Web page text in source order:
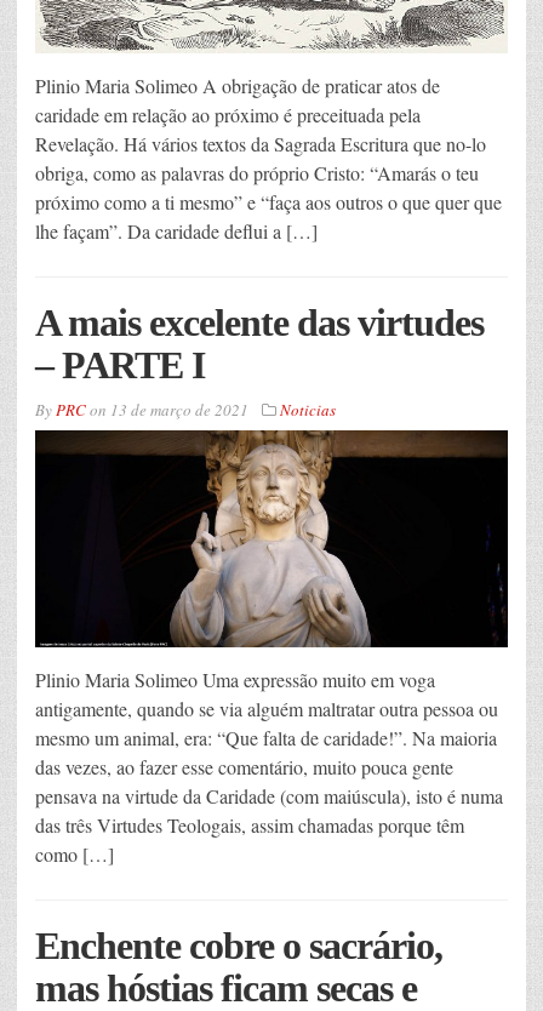
Plinio Maria Solimeo A obrigação de praticar atos de
caridade em relação ao próximo é preceituada pela
Revelação. Há vários textos da Sagrada Escritura que no-lo
obriga, como as palavras do próprio Cristo: “Amarás o teu
próximo como a ti mesmo” e “faça aos outros o que quer que
lhe façam”. Da caridade deflui a […]
A mais excelente das virtudes
– PARTE I
ByPRCon 13 de março de 2021 Noticias
Plinio Maria Solimeo Uma expressão muito em voga
antigamente, quando se via alguém maltratar outra pessoa ou
mesmo um animal, era: “Que falta de caridade!”. Na maioria
das vezes, ao fazer esse comentário, muito pouca gente
pensava na virtude da Caridade (com maiúscula), isto é numa
das três Virtudes Teologais, assim chamadas porque têm
como […]
Enchente cobre o sacrário,
mas hóstias ficam secas e